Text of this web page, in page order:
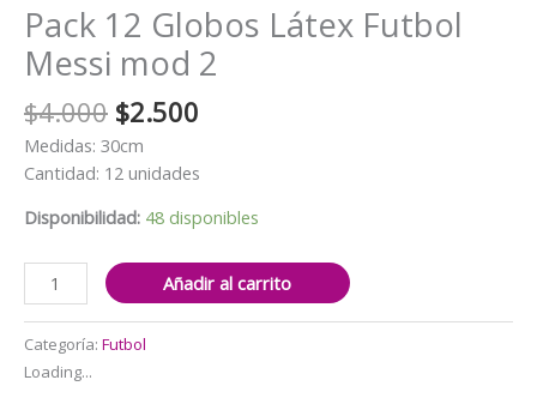
Pack 12 Globos Látex Futbol
Messi mod 2
$4.000 El
precio
original
$4.000.
$2.500
actual
$2.500.
Medidas: 30cm
Cantidad: 12 unidades
Disponibilidad: 48 disponibles
Pack
12
Globos
Látex
Futbol
Añadir al carrito
Categoría: Futbol
Loading...